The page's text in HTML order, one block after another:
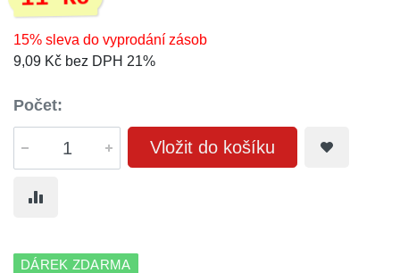
15% sleva do vyprodání zásob
9,09 Kč bez DPH 21%
Počet:
Vložit do košíku
DÁREK ZDARMA